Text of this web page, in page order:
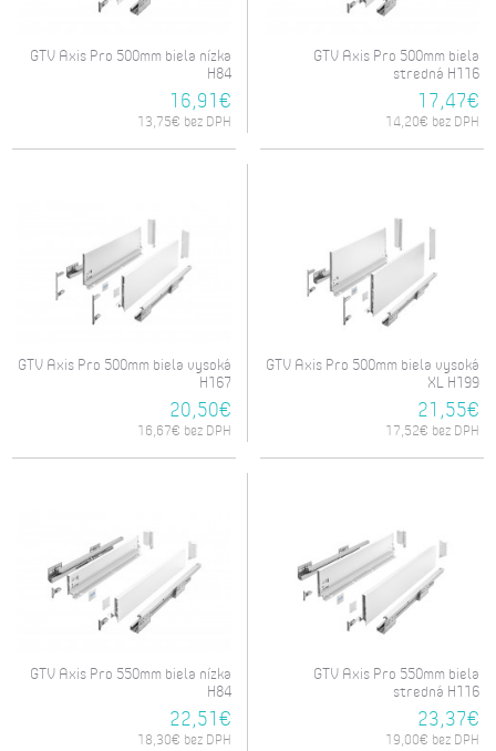
GTV Axis Pro 500mm biela nízka
H84
16,91€
13,75€ bez DPH
GTV Axis Pro 500mm biela
stredná H116
17,47€
14,20€ bez DPH
GTV Axis Pro 500mm biela vysoká
H167
20,50€
16,67€ bez DPH
GTV Axis Pro 500mm biela vysoká
XL H199
21,55€
17,52€ bez DPH
GTV Axis Pro 550mm biela nízka
H84
22,51€
18,30€ bez DPH
GTV Axis Pro 550mm biela
stredná H116
23,37€
19,00€ bez DPH